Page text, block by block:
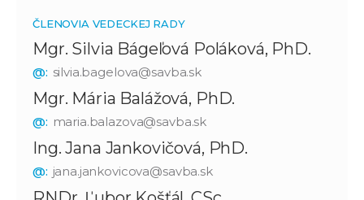
ČLENOVIA VEDECKEJ RADY
Mgr. Silvia Bágeľová Poláková, PhD.
@: silvia.bagelova@savba.sk
Mgr. Mária Balážová, PhD.
@: maria.balazova@savba.sk
Ing. Jana Jankovičová, PhD.
@: jana.jankovicova@savba.sk